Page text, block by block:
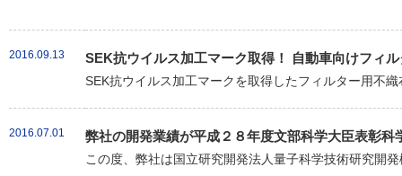
2016.09.13 SEK抗ウイルス加工マーク取得！ 自動車向けフィ
SEK抗ウイルス加工マークを取得したフィルター用不
2016.07.01 弊社の開発業績が平成２８年度文部科学大臣表彰
この度、弊社は国立研究開発法人量子科学技術研究開